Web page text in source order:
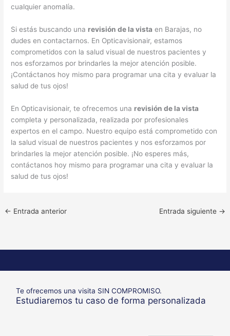
cualquier anomalía.
Si estás buscando una revisión de la vista en Barajas, no
dudes en contactarnos. En Opticavisionair, estamos
comprometidos con la salud visual de nuestros pacientes y
nos esforzamos por brindarles la mejor atención posible.
¡Contáctanos hoy mismo para programar una cita y evaluar la
salud de tus ojos!
En Opticavisionair, te ofrecemos una revisión de la vista
completa y personalizada, realizada por profesionales
expertos en el campo. Nuestro equipo está comprometido con
la salud visual de nuestros pacientes y nos esforzamos por
brindarles la mejor atención posible. ¡No esperes más,
contáctanos hoy mismo para programar una cita y evaluar la
salud de tus ojos!
← Entrada anterior Entrada siguiente →
Te ofrecemos una visita SIN COMPROMISO.
Estudiaremos tu caso de forma personalizada